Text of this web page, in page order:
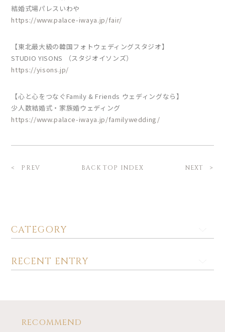
CATEGORY
RECENT ENTRY
結婚式場パレスいわや
https://www.palace-iwaya.jp/fair/
【東北最大級の韓国フォトウェディングスタジオ】
STUDIO YISONS （スタジオイソンズ）
https://yisons.jp/
【心と心をつなぐFamily & Friends ウェディングなら】
少人数結婚式・家族婚ウェディング
https://www.palace-iwaya.jp/familywedding/
PREV BACK TOP INDEX NEXT
RECOMMEND